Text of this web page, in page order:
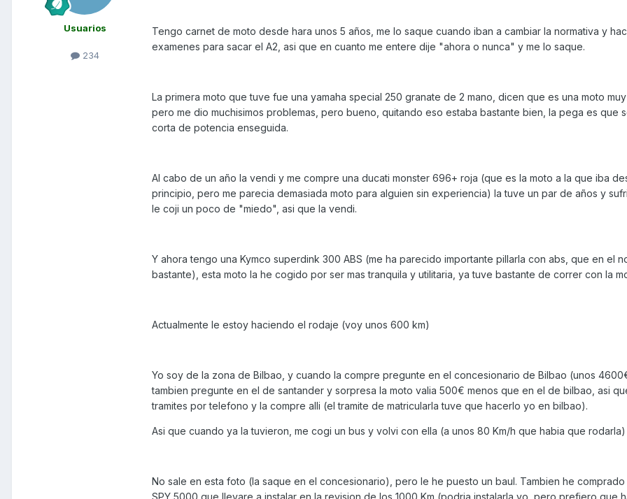
Usuarios
234
Tengo carnet de moto desde hara unos 5 años, me lo saque cuando iban a cambiar la normativa y
examenes para sacar el A2, asi que en cuanto me entere dije "ahora o nunca" y me lo saque.
La primera moto que tuve fue una yamaha special 250 granate de 2 mano, dicen que es una moto muy
pero me dio muchisimos problemas, pero bueno, quitando eso estaba bastante bien, la pega es que
corta de potencia enseguida.
Al cabo de un año la vendi y me compre una ducati monster 696+ roja (que es la moto a la que iba
principio, pero me parecia demasiada moto para alguien sin experiencia) la tuve un par de años y
le coji un poco de "miedo", asi que la vendi.
Y ahora tengo una Kymco superdink 300 ABS (me ha parecido importante pillarla con abs, que en el
bastante), esta moto la he cogido por ser mas tranquila y utilitaria, ya tuve bastante de correr con la
Actualmente le estoy haciendo el rodaje (voy unos 600 km)
Yo soy de la zona de Bilbao, y cuando la compre pregunte en el concesionario de Bilbao (unos
tambien pregunte en el de santander y sorpresa la moto valia 500€ menos que en el de bilbao, asi
tramites por telefono y la compre alli (el tramite de matricularla tuve que hacerlo yo en bilbao).
Asi que cuando ya la tuvieron, me cogi un bus y volvi con ella (a unos 80 Km/h que habia que rodarla)
No sale en esta foto (la saque en el concesionario), pero le he puesto un baul. Tambien he comprado